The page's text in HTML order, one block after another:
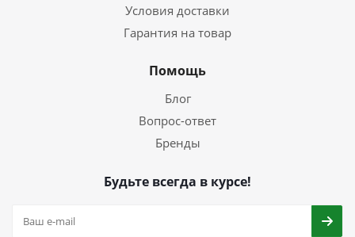
Условия доставки
Гарантия на товар
Помощь
Блог
Вопрос-ответ
Бренды
Будьте всегда в курсе!